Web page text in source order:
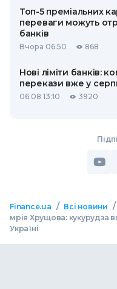
Топ-5 преміальних
переваги можуть
банків
Вчора 06:50 868
Нові ліміти банків:
перекази вже у
06.08 13:10 3920
Finance.ua / Всі новини /
мрія Хрущова:
Україні